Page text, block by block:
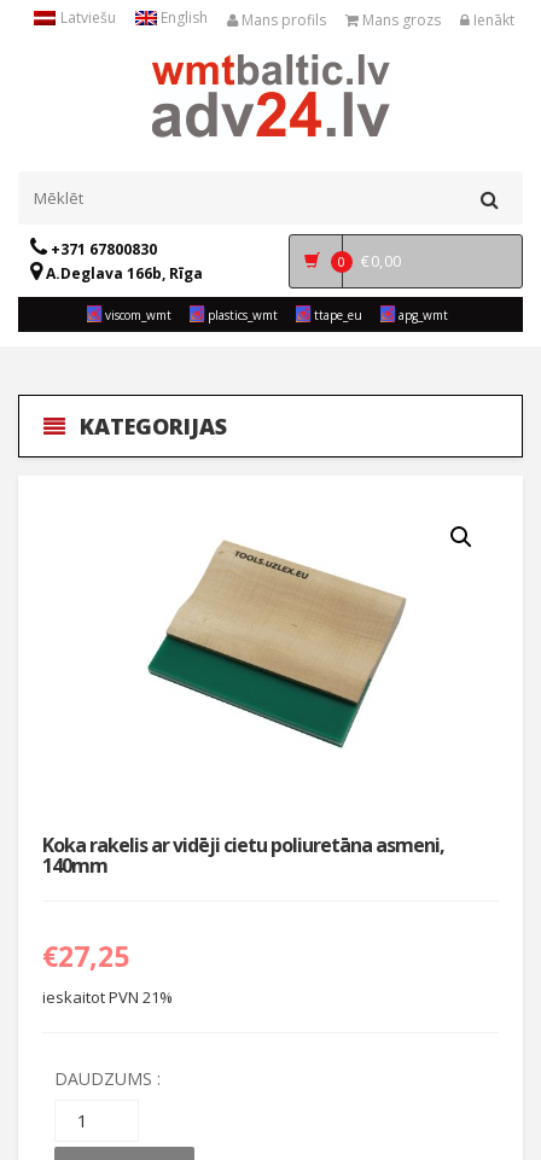
Latviešu English Mans profils Mans grozs Ienākt
+371 67800830
A.Deglava 166b, Rīga
0 €0,00
viscom_wmt plastics_wmt ttape_eu apg_wmt
KATEGORIJAS
Koka rakelis ar vidēji cietu poliuretāna asmeni,
140mm
€27,25
ieskaitot PVN 21%
DAUDZUMS :